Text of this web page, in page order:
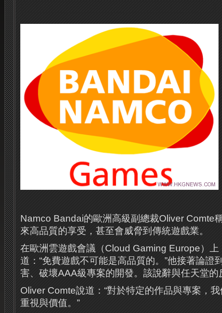
Namco Bandai的歐洲高級副總裁Oliver Comte
來高品質的享受，甚至會威脅到傳統遊戲業。
在歐洲雲遊戲會議（Cloud Gaming Europe）
道：“免費遊戲不可能是高品質的。”他接著論證
害、破壞AAA級專案的開發。該說辭與任天堂
Oliver Comte說道：“對於特定的作品與專案，
重視與價值。”